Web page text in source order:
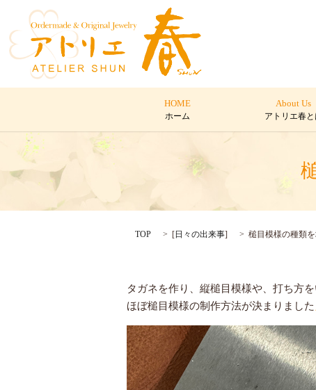
HOME
ホーム
About Us
アトリエ春と
TOP [日々の出来事] 槌目模様の種類
タガネを作り、縦槌目模様や、打ち方を
ほぼ槌目模様の制作方法が決まりました